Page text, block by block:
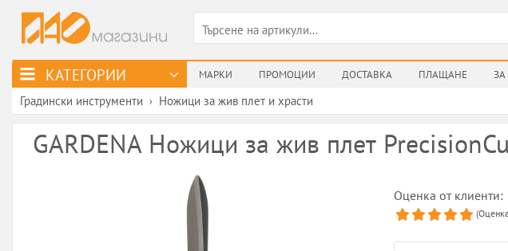
КАТЕГОРИИ МАРКИ ПРОМОЦИИ ДОСТАВКА ПЛАЩАНЕ
Градински инструменти › Ножици за жив плет и храсти
GARDENA Ножици за жив плет
Оценка от клиенти:
(Оценка